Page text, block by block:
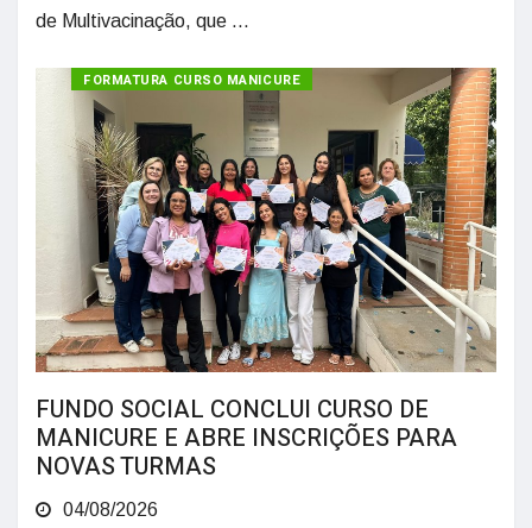
de Multivacinação, que ...
FORMATURA CURSO MANICURE
FUNDO SOCIAL CONCLUI CURSO DE
MANICURE E ABRE INSCRIÇÕES PARA
NOVAS TURMAS
04/08/2026